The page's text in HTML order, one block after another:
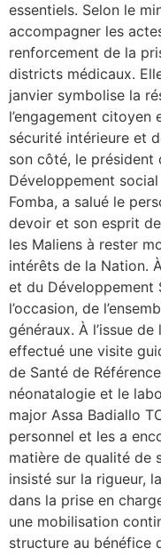
essentiels. Selon le
accompagner les
renforcement de la
districts médicaux.
janvier symbolise la
l’engagement citoyen
sécurité intérieure et
son côté, le président
Développement
Fomba, a salué le
devoir et son esprit
les Maliens à rester
intérêts de la Nation.
et du Développement
l’occasion, de
généraux. À l’issue
effectué une visite
de Santé de
néonatalogie et le
major Assa Badiallo
personnel et les a
matière de qualité de
insisté sur la rigueur,
dans la prise en
une mobilisation
structure au bénéfice